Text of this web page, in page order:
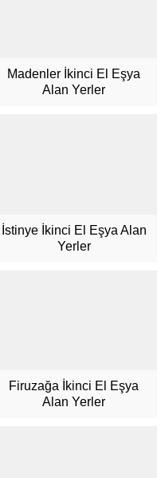
Madenler İkinci El Eşya
Alan Yerler
İstinye İkinci El Eşya Alan
Yerler
Firuzağa İkinci El Eşya
Alan Yerler